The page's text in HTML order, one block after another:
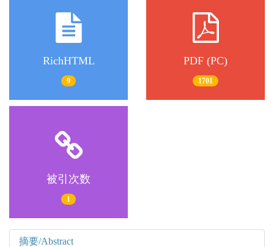
RichHTML
9
PDF (PC)
1701
被引次数
1
摘要/Abstract